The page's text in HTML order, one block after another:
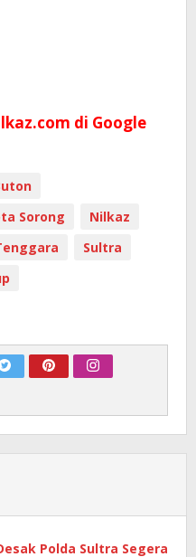
di Google
Sorong
Nilkaz
Sultra
Polda Sultra Segera